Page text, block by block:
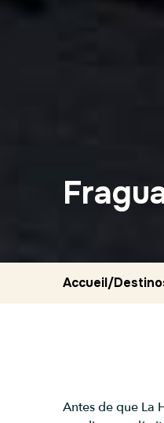
Accueil/
Antes de que La